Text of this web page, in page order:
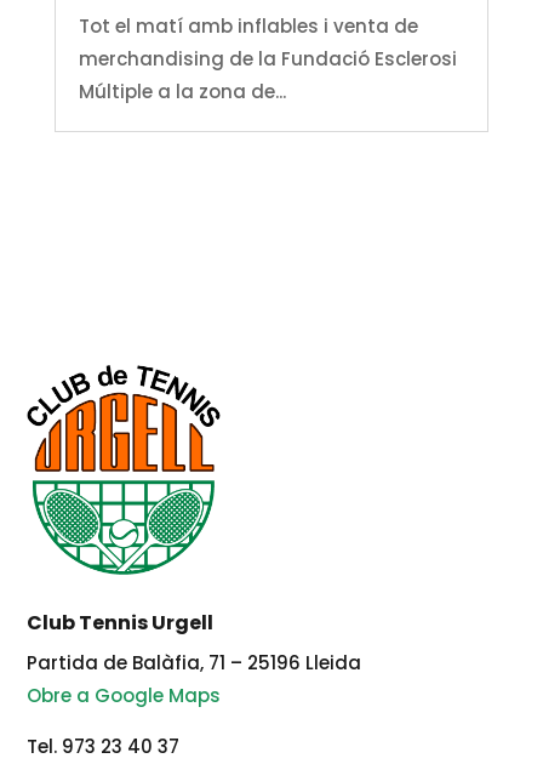
Tot el matí amb inflables i venta de
merchandising de la Fundació Esclerosi
Múltiple a la zona de...
Club Tennis Urgell
Partida de Balàfia, 71 – 25196 Lleida
Obre a Google Maps
Tel. 973 23 40 37